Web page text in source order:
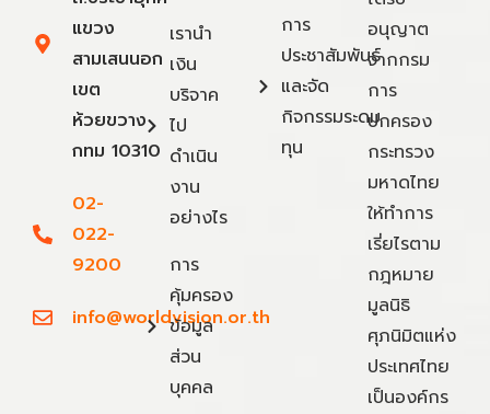
แขวง
สามเสนนอก
เขต
ห้วยขวาง
กทม 10310
02-
022-
9200
info@worldvision.or.th
เรานำ
เงิน
บริจาค
ไป
ดำเนิน
งาน
อย่างไร
การ
คุ้มครอง
ข้อมูล
ส่วน
บุคคล
การ
ประชาสัมพันธ์
และจัด
กิจกรรมระดม
ทุน
อนุญาต
จากกรม
การ
ปกครอง
กระทรวง
มหาดไทย
ให้ทำการ
เรี่ยไรตาม
กฎหมาย
มูลนิธิ
ศุภนิมิตแห่ง
ประเทศไทย
เป็นองค์กร